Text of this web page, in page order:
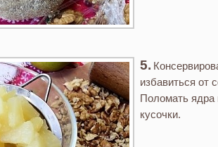
избавиться от
Поломать ядра
кусочки.